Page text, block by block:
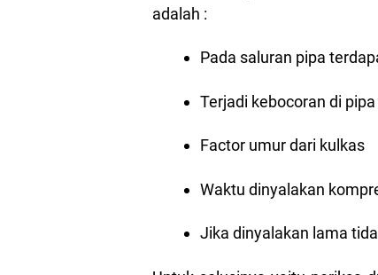
adalah :
Pada saluran pipa
Terjadi kebocoran di
Factor umur dari kulkas
Waktu dinyalakan
Jika dinyalakan lama